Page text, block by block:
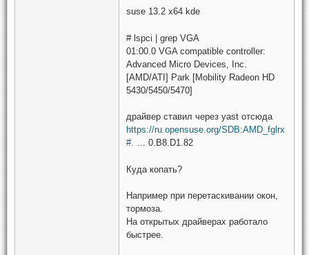
suse 13.2 x64 kde
# lspci | grep VGA
01:00.0 VGA compatible controller:
Advanced Micro Devices, Inc.
[AMD/ATI] Park [Mobility Radeon HD
5430/5450/5470]
драйвер ставил через yast отсюда
https://ru.opensuse.org/SDB:AMD_fglrx
#. … 0.B8.D1.82
Куда копать?
Например при перетаскивании окон,
тормоза.
На открытых драйверах работало
быстрее.